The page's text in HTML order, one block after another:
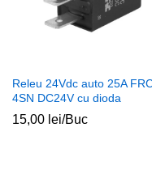
Releu 24Vdc auto 25A
4SN DC24V cu dioda
15,00 lei/Buc